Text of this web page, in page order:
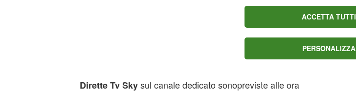
prevista dagli esperti del meteo, allorasarebbe tutta un'altra
gara poiché ci sono scuderie che notoriamenteesprimono le
Dirette Tv Skysul canale dedicato sonopreviste alle ora
ACCETTA TUTTI
PERSONALIZZA